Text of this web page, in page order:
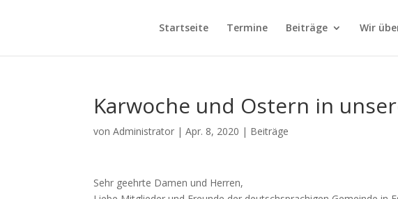
Startseite Termine Beiträge Wir
Karwoche und Ostern in
vonAdministrator |Apr. 8, 2020 | Beiträge
Sehr geehrte Damen und Herren,